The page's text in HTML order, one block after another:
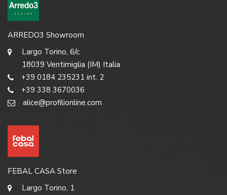
ARREDO3 Showroom
Largo Torino, 6/c
18039 Ventimiglia (IM) Italia
+39 0184 235231 int. 2
+39 338 3670036
alice@profilionline.com
FEBAL CASA Store
Largo Torino, 1